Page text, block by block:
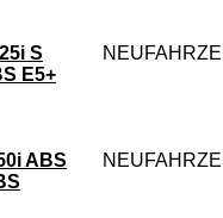
S
E5+
ABS